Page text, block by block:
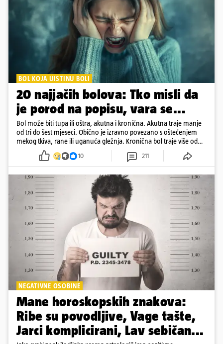
BOL KOJA UISTINU BOLI
20 najjačih bolova: Tko misli da
je porod na popisu, vara se...
Bol može biti tupa ili oštra, akutna i kronična. Akutna traje manje
od tri do šest mjeseci. Obično je izravno povezano s oštećenjem
mekog tkiva, rane ili uganuća gležnja. Kronična bol traje više od
šest mjeseci
10 211
NEGATIVNE OSOBINE
Mane horoskopskih znakova:
Ribe su povodljive, Vage tašte,
Jarci komplicirani, Lav sebičan...